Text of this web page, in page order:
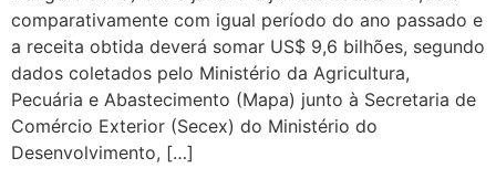
comparativamente com igual período do ano passado e
a receita obtida deverá somar US$ 9,6 bilhões, segundo
dados coletados pelo Ministério da Agricultura,
Pecuária e Abastecimento (Mapa) junto à Secretaria de
Comércio Exterior (Secex) do Ministério do
Desenvolvimento, […]